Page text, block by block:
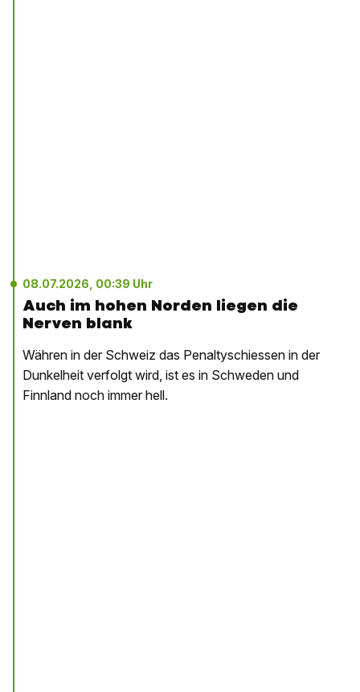
08.07.2026, 00:39 Uhr
Auch im hohen Norden liegen die
Nerven blank
Währen in der Schweiz das Penaltyschiessen in der
Dunkelheit verfolgt wird, ist es in Schweden und
Finnland noch immer hell.